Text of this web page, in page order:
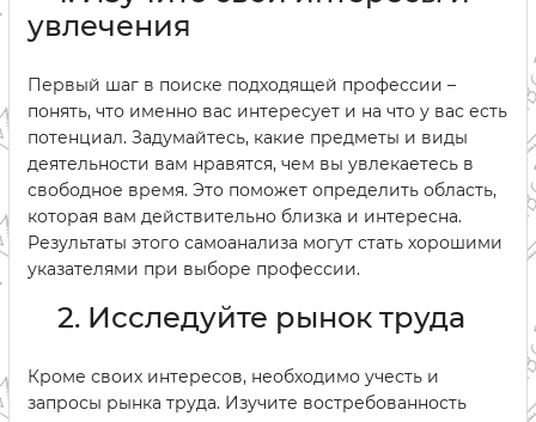
увлечения
Первый шаг в поиске подходящей профессии –
понять, что именно вас интересует и на что у вас есть
потенциал. Задумайтесь, какие предметы и виды
деятельности вам нравятся, чем вы увлекаетесь в
свободное время. Это поможет определить область,
которая вам действительно близка и интересна.
Результаты этого самоанализа могут стать хорошими
указателями при выборе профессии.
2. Исследуйте рынок труда
Кроме своих интересов, необходимо учесть и
запросы рынка труда. Изучите востребованность